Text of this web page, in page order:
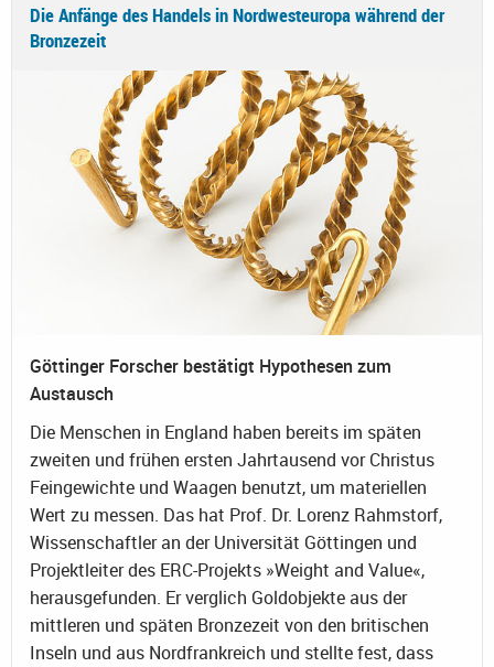
Die Anfänge des Handels in Nordwesteuropa während der
Bronzezeit
Göttinger Forscher bestätigt Hypothesen zum
Austausch
Die Menschen in England haben bereits im späten
zweiten und frühen ersten Jahrtausend vor Christus
Feingewichte und Waagen benutzt, um materiellen
Wert zu messen. Das hat Prof. Dr. Lorenz Rahmstorf,
Wissenschaftler an der Universität Göttingen und
Projektleiter des ERC-Projekts »Weight and Value«,
herausgefunden. Er verglich Goldobjekte aus der
mittleren und späten Bronzezeit von den britischen
Inseln und aus Nordfrankreich und stellte fest, dass